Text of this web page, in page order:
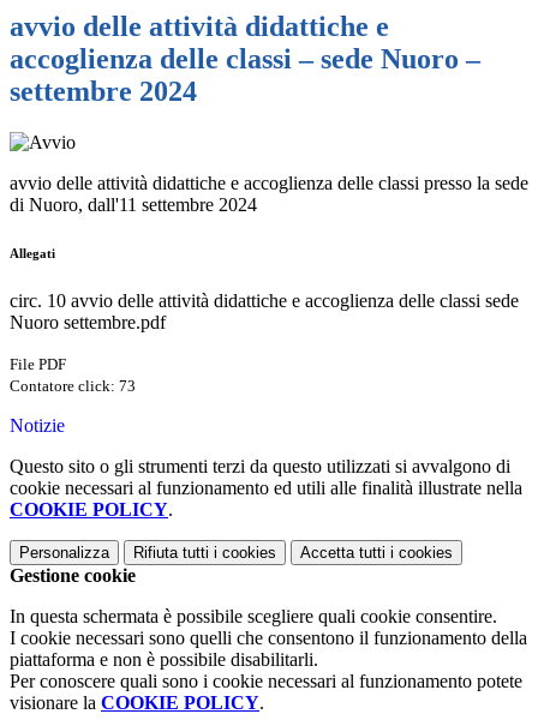
avvio delle attività didattiche e
accoglienza delle classi – sede Nuoro –
settembre 2024
avvio delle attività didattiche e accoglienza delle classi presso la sede
di Nuoro, dall'11 settembre 2024
Allegati
circ. 10 avvio delle attività didattiche e accoglienza delle classi sede
Nuoro settembre.pdf
File PDF
Contatore click: 73
Notizie
Questo sito o gli strumenti terzi da questo utilizzati si avvalgono di
cookie necessari al funzionamento ed utili alle finalità illustrate nella
COOKIE POLICY.
Personalizza Rifiuta tutti i cookies Accetta tutti i cookies
Gestione cookie
In questa schermata è possibile scegliere quali cookie consentire.
I cookie necessari sono quelli che consentono il funzionamento della
piattaforma e non è possibile disabilitarli.
Per conoscere quali sono i cookie necessari al funzionamento potete
visionare la COOKIE POLICY.